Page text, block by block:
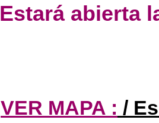
Estará abierta
VER MAPA : /